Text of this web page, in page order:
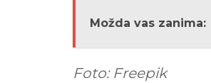
Možda vas zanima:
Foto: Freepik